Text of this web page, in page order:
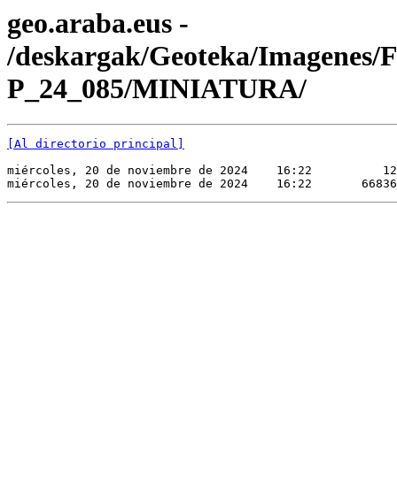
geo.araba.eus -
/deskargak/Geoteka/Imagenes/
P_24_085/MINIATURA/
[Al directorio principal]
miércoles, 20 de noviembre de 2024    16:22
miércoles, 20 de noviembre de 2024    16:22